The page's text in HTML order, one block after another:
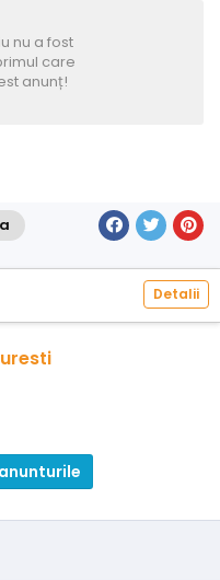
nu a fost
care
anunț!
Detalii